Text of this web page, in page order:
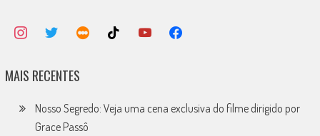
MAIS RECENTES
Nosso Segredo: Veja uma cena exclusiva do filme dirigido por
Grace Passô